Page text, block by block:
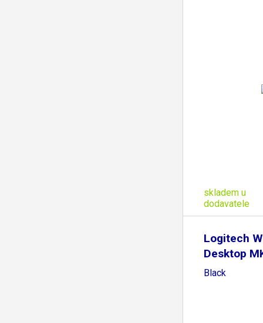
skladem u
dodavatele
Logitech
Desktop
Black